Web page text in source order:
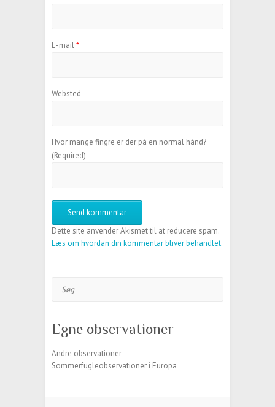
E-mail*
Websted
Hvor mange fingre er der på en normal hånd?
(Required)
Dette site anvender Akismet til at reducere spam.
Læs om hvordan din kommentar bliver behandlet.
Egne observationer
Andre observationer
Sommerfugleobservationer i Europa